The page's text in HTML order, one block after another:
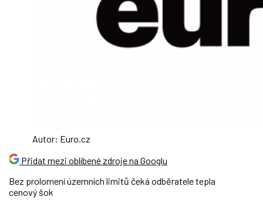
Autor: Euro.cz
Přidat mezi oblíbené zdroje na Googlu
Bez prolomení územních limitů čeká odběratele tepla
cenový šok